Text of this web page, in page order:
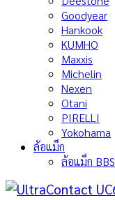
Goodyear
Hankook
KUMHO
Maxxis
Michelin
Nexen
Otani
PIRELLI
Yokohama
ล้อแม็ก
ล้อแม็ก BBS